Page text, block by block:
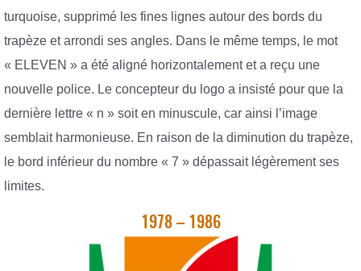
turquoise, supprimé les fines lignes autour des bords du
trapèze et arrondi ses angles. Dans le même temps, le mot
« ELEVEN » a été aligné horizontalement et a reçu une
nouvelle police. Le concepteur du logo a insisté pour que la
dernière lettre « n » soit en minuscule, car ainsi l’image
semblait harmonieuse. En raison de la diminution du trapèze,
le bord inférieur du nombre « 7 » dépassait légèrement ses
limites.
1978 – 1986